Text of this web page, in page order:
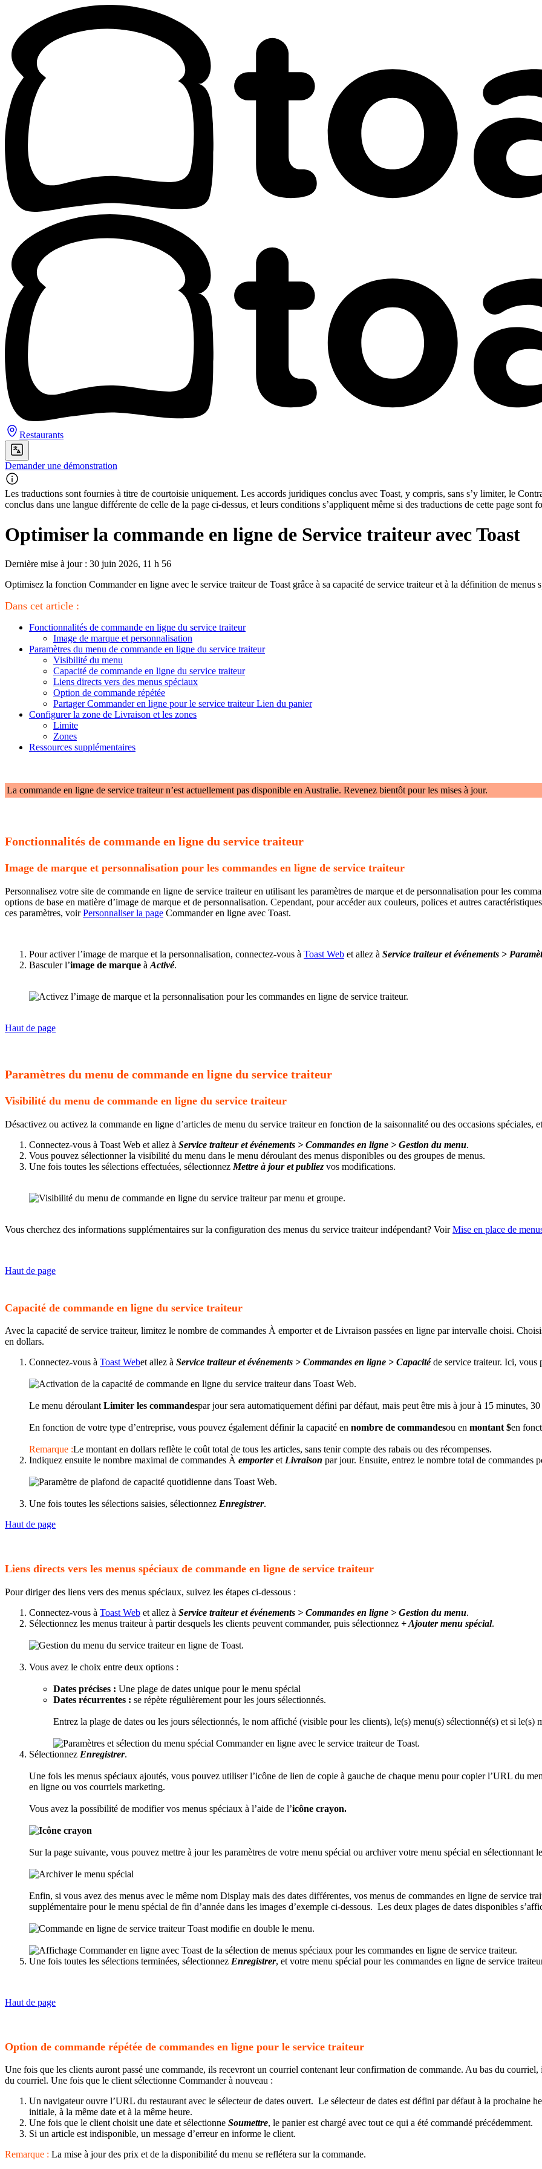
Restaurants
Demander une démonstration
Les traductions sont fournies à titre de courtoisie uniquement. Les accords juridiques conclus avec Toast, y compris, sans s’y limiter, le
conclus dans une langue différente de celle de la page ci-dessus, et leurs conditions s’appliquent même si des traductions de cette page sont
Optimiser la commande en ligne de Service traiteur avec Toast
Dernière mise à jour : 30 juin 2026, 11 h 56
Optimisez la fonction Commander en ligne avec le service traiteur de Toast grâce à sa capacité de service traiteur et à la définition de menus
Dans cet article :
Fonctionnalités de commande en ligne du service traiteur
Image de marque et personnalisation
Paramètres du menu de commande en ligne du service traiteur
Visibilité du menu
Capacité de commande en ligne du service traiteur
Liens directs vers des menus spéciaux
Option de commande répétée
Partager Commander en ligne pour le service traiteur Lien du panier
Configurer la zone de Livraison et les zones
Limite
Zones
Ressources supplémentaires
La commande en ligne de service traiteur n’est actuellement pas disponible en Australie. Revenez bientôt pour les mises à jour.
Fonctionnalités de commande en ligne du service traiteur
Image de marque et personnalisation pour les commandes en ligne de service traiteur
Personnalisez votre site de commande en ligne de service traiteur en utilisant les paramètres de marque et de personnalisation pour les
options de base en matière d’image de marque et de personnalisation. Cependant, pour accéder aux couleurs, polices et autres
ces paramètres, voirPersonnaliser la page Commander en ligne avec Toast.
Pour activer l’image de marque et la personnalisation, connectez-vous à Toast Web et allez à Service traiteur et événements >
Basculer l’image de marque à Activé.
Haut de page
Paramètres du menu de commande en ligne du service traiteur
Visibilité du menu de commande en ligne du service traiteur
Désactivez ou activez la commande en ligne d’articles de menu du service traiteur en fonction de la saisonnalité ou des occasions spéciales,
Connectez-vous à Toast Web et allez à Service traiteur et événements > Commandes en ligne > Gestion du menu.
Vous pouvez sélectionner la visibilité du menu dans le menu déroulant des menus disponibles ou des groupes de menus.
Une fois toutes les sélections effectuées, sélectionnez Mettre à jour et publiez vos modifications.
Vous cherchez des informations supplémentaires sur la configuration des menus du service traiteur indépendant? VoirMise en place de
Haut de page
Capacité de commande en ligne du service traiteur
Avec la capacité de service traiteur, limitez le nombre de commandes À emporter et de Livraison passées en ligne par intervalle choisi.
en dollars.
Connectez-vous à Toast Webet allez à Service traiteur et événements > Commandes en ligne > Capacité de service traiteur. Ici, vous
Le menu déroulantLimiter les commandespar jour sera automatiquement défini par défaut, mais peut être mis à jour à 15 minutes,
En fonction de votre type d’entreprise, vous pouvez également définir la capacité en nombre de commandesou en montant $en
Remarque :Le montant en dollars reflète le coût total de tous les articles, sans tenir compte des rabais ou des récompenses.
Indiquez ensuite le nombre maximal de commandes À emporteretLivraison par jour. Ensuite, entrez le nombre total de commandes
Une fois toutes les sélections saisies, sélectionnez Enregistrer.
Haut de page
Liens directs vers les menus spéciaux de commande en ligne de service traiteur
Pour diriger des liens vers des menus spéciaux, suivez les étapes ci-dessous :
Connectez-vous à Toast Web et allez à Service traiteur et événements > Commandes en ligne > Gestion du menu.
Sélectionnez les menus traiteur à partir desquels les clients peuvent commander, puis sélectionnez + Ajouter menu spécial.
Vous avez le choix entre deux options :
Dates précises : Une plage de dates unique pour le menu spécial
Dates récurrentes : se répète régulièrement pour les jours sélectionnés.
Entrez la plage de dates ou les jours sélectionnés, le nom affiché (visible pour les clients), le(s) menu(s) sélectionné(s) et si
Sélectionnez Enregistrer.
Une fois les menus spéciaux ajoutés, vous pouvez utiliser l’icône de lien de copie à gauche de chaque menu pour copier l’URL du
en ligne ou vos courriels marketing.
Vous avez la possibilité de modifier vos menus spéciaux à l’aide de l’icône crayon.
Sur la page suivante, vous pouvez mettre à jour les paramètres de votre menu spécial ou archiver votre menu spécial en sélectionnant
Enfin, si vous avez des menus avec le même nom Display mais des dates différentes, vos menus de commandes en ligne de service
supplémentaire pour le menu spécial de fin d’année dans les images d’exemple ci-dessous. Les deux plages de dates disponibles
Une fois toutes les sélections terminées, sélectionnez Enregistrer, et votre menu spécial pour les commandes en ligne de service
Haut de page
Option de commande répétée de commandes en ligne pour le service traiteur
Une fois que les clients auront passé une commande, ils recevront un courriel contenant leur confirmation de commande. Au bas du
du courriel. Une fois que le client sélectionne Commander à nouveau :
Un navigateur ouvre l’URL du restaurant avec le sélecteur de dates ouvert. Le sélecteur de dates est défini par défaut à la prochaine
initiale, à la même date et à la même heure.
Une fois que le client choisit une date et sélectionne Soumettre, le panier est chargé avec tout ce qui a été commandé précédemment.
Si un article est indisponible, un message d’erreur en informe le client.
Remarque : La mise à jour des prix et de la disponibilité du menu se reflétera sur la commande.